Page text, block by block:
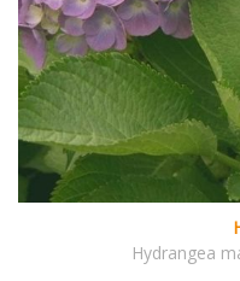
Hydrangea